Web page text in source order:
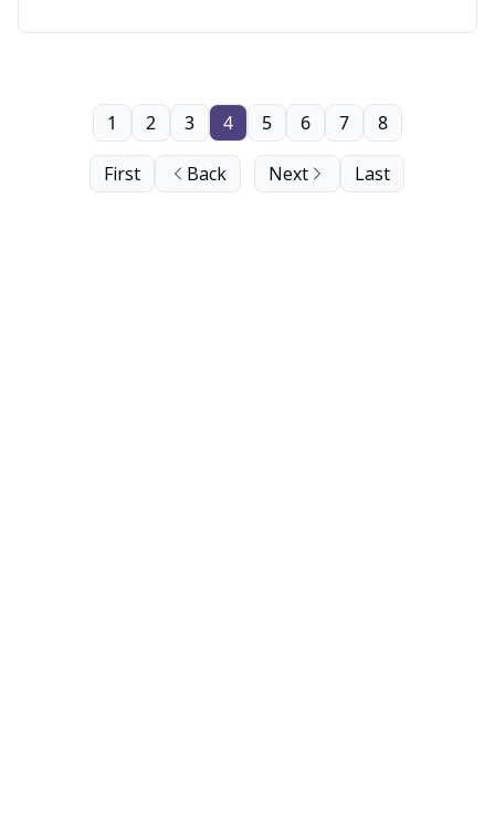
First Back
1 2 3 4 5 6 7 8
Next Last